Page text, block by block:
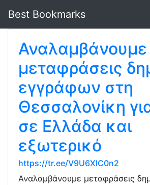
Best Bookmarks
Αναλαμβάνουμε
μεταφράσεις
εγγράφων στη
Θεσσαλονίκη
σε Ελλάδα και
εξωτερικό
https://tr.ee/V9U6XlC0n2
Αναλαμβάνουμε μεταφράσεις